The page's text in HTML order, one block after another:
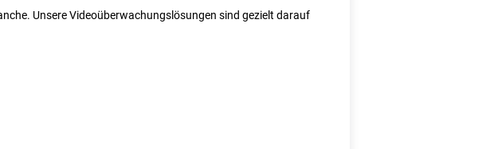
Unsere Videoüberwachungslösungen sind gezielt darauf